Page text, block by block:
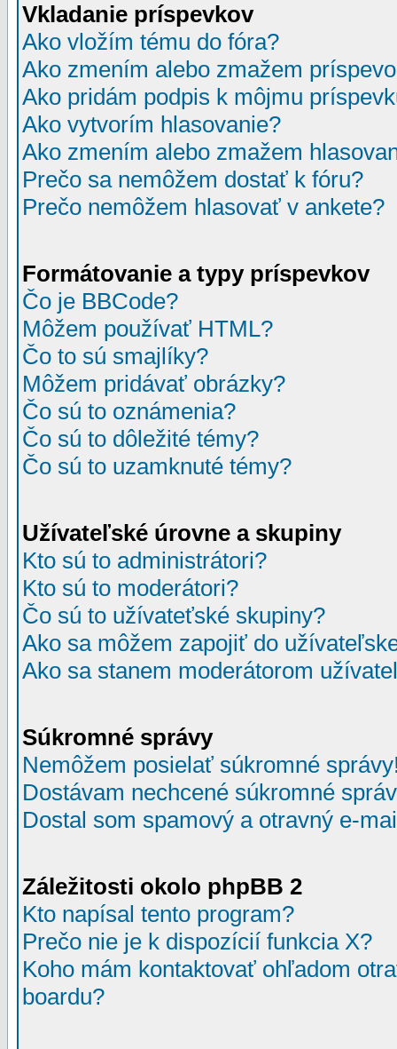
Vkladanie príspevkov
Ako vložím tému do fóra?
Ako zmením alebo zmažem
Ako pridám podpis k môjmu
Ako vytvorím hlasovanie?
Ako zmením alebo zmažem
Prečo sa nemôžem dostať k fóru?
Prečo nemôžem hlasovať v ankete?
Formátovanie a typy príspevkov
Čo je BBCode?
Môžem používať HTML?
Čo to sú smajlíky?
Môžem pridávať obrázky?
Čo sú to oznámenia?
Čo sú to dôležité témy?
Čo sú to uzamknuté témy?
Užívateľské úrovne a skupiny
Kto sú to administrátori?
Kto sú to moderátori?
Čo sú to užívateťské skupiny?
Ako sa môžem zapojiť do
Ako sa stanem moderátorom
Súkromné správy
Nemôžem posielať súkromné
Dostávam nechcené súkromné
Dostal som spamový a otravný e-
Záležitosti okolo phpBB 2
Kto napísal tento program?
Prečo nie je k dispozícií funkcia X?
Koho mám kontaktovať ohľadom
boardu?